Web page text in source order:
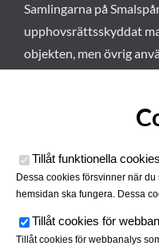
Samlingarna på
upphovsrättsskyddat
objekten, men övrig
Tillåt funktionella cookies
Dessa cookies försvinner när
hemsidan ska fungera. Dessa
Tillåt cookies för
Tillåt cookies för webbanalys